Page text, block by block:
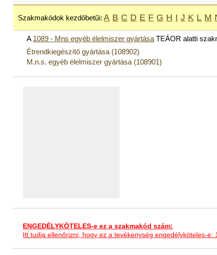
Szakmakódok kezdőbetűi: A B C D E F G H I J K L M
A 1089 - Mns egyéb élelmiszer gyártása TEÁOR alatti
Étrendkiegészítő gyártása (108902)
M.n.s. egyéb élelmiszer gyártása (108901)
ENGEDÉLYKÖTELES-e ez a szakmakód szám:
Itt tudja ellenőrizni, hogy ez a tevékenység engedélyköteles-e: